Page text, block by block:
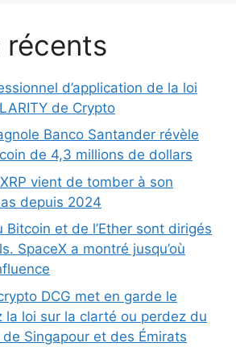
d’application de la loi
de Crypto
Banco Santander révèle
de 4,3 millions de dollars
vient de tomber à son
depuis 2024
Bitcoin et de l’Ether sont dirigés
SpaceX a montré jusqu’où
DCG met en garde le
la loi sur la clarté ou perdez du
Singapour et des Émirats